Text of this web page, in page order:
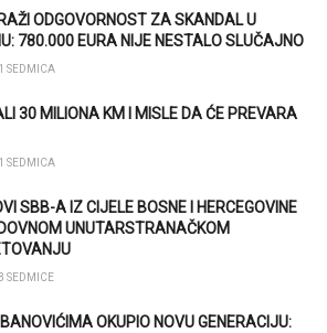
ODGOVORNOST ZA SKANDAL U
780.000 EURA NIJE NESTALO SLUČAJNO
SEDMICA
30 MILIONA KM I MISLE DA ĆE PREVARA
SEDMICA
SBB-A IZ CIJELE BOSNE I HERCEGOVINE
UNUTARSTRANAČKOM
SEDMICE
OKUPIO NOVU GENERACIJU: